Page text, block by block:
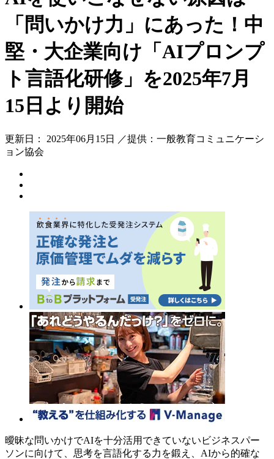
「問いかけ力」にあった！中
堅・大企業向け「AIプロンプ
ト言語化研修」を2025年7月
15日より開始
更新日： 2025年06月15日 ／提供：一般教育コミュニケーシ
ョン協会
曖昧な問いかけでAIを十分活用できていないビジネスパー
ソンに向けて、思考を言語化する力を鍛え、AIから的確な